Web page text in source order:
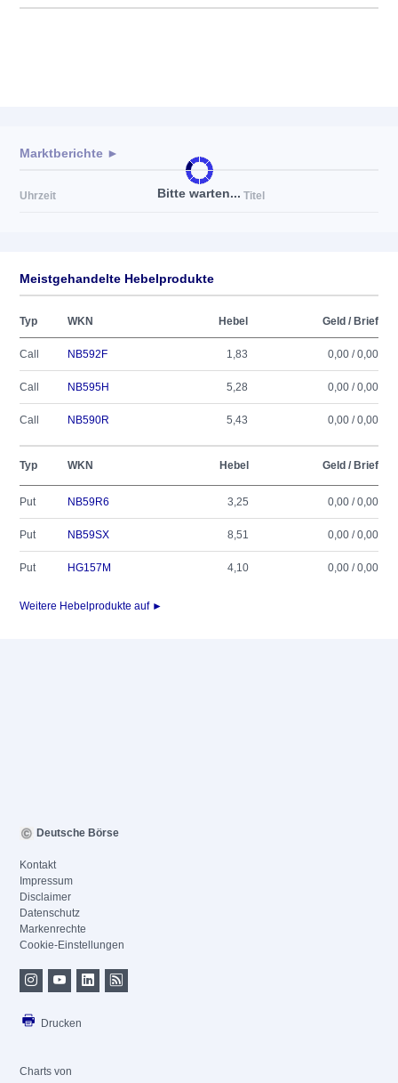
Bitte warten...
Marktberichte ►
Uhrzeit Titel
Meistgehandelte Hebelprodukte
Typ WKN Hebel Geld / Brief
Call NB592F 1,83 0,00 / 0,00
Call NB595H 5,28 0,00 / 0,00
Call NB590R 5,43 0,00 / 0,00
Typ WKN Hebel Geld / Brief
Put NB59R6 3,25 0,00 / 0,00
Put NB59SX 8,51 0,00 / 0,00
Put HG157M 4,10 0,00 / 0,00
Weitere Hebelprodukte auf ►
Deutsche Börse
Kontakt
Impressum
Disclaimer
Datenschutz
Markenrechte
Cookie-Einstellungen
Drucken
Charts von